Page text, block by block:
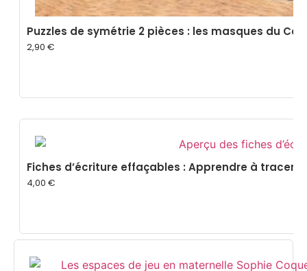
Puzzles de symétrie 2 pièces : les masques du
2,90 €
Fiches d’écriture effaçables : Apprendre à tracer
4,00 €